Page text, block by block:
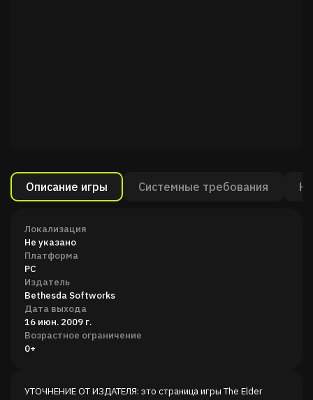
Описание игры Системные требования
Локализация
Не указано
Платформа
PC
Издатель
Bethesda Softworks
Дата выхода
16 июн. 2009 г.
Возрастное ограничение
0+
УТОЧНЕНИЕ ОТ ИЗДАТЕЛЯ: это страница игры The Elder